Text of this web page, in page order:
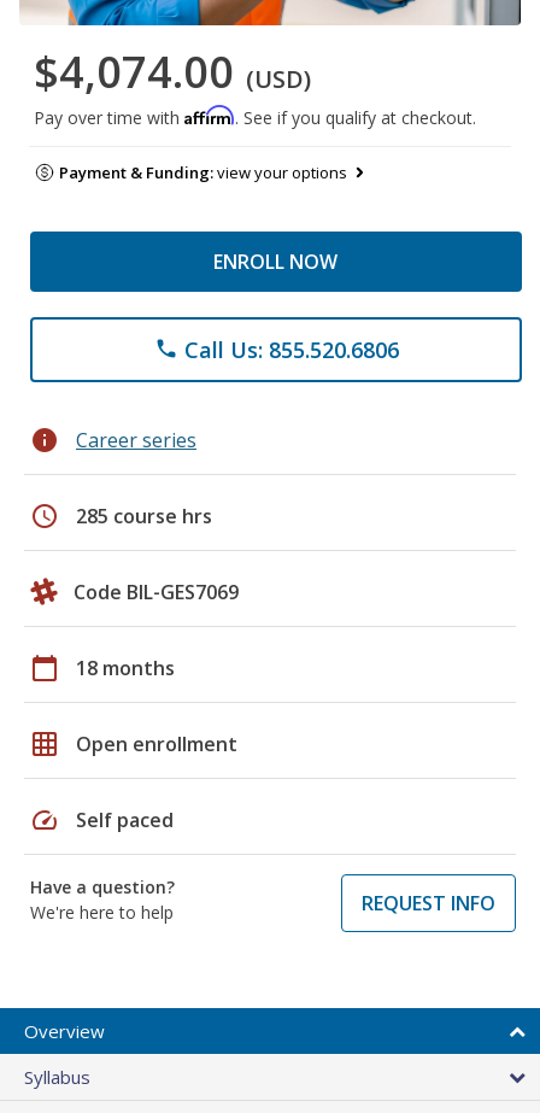
$4,074.00 (USD)
Pay over time with Affirm. See if you qualify at checkout.
Payment & Funding:view your options
ENROLL NOW
phone Call Us: 855.520.6806
info Career series
schedule 285 course hrs
Code BIL-GES7069
calendar_today 18 months
grid_on Open enrollment
speed Self paced
Have a question?
We're here to help
REQUEST INFO
Overview
Syllabus